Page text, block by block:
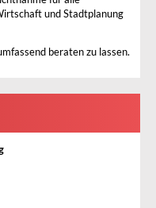
und Stadtplanung
beraten zu lassen.